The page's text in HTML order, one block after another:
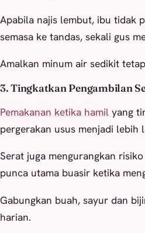
Apabila najis lembut, ibu tidak
semasa ke tandas, sekali gus
Amalkan minum air sedikit
3. Tingkatkan Pengambilan
Pemakanan ketika hamil yang
pergerakan usus menjadi lebih
Serat juga mengurangkan
punca utama buasir ketika
Gabungkan buah, sayur dan
harian.